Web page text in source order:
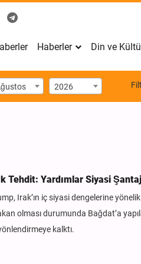
Haberler Din ve
2026
Tehdit: Yardımlar Siyasi
Irak’ın iç siyasi dengelerine
olması durumunda Bağdat’a
kalktı.